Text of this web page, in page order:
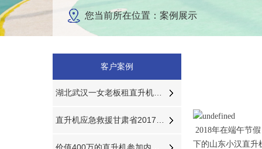
您当前所在位置：案例展示
客户案例
2018年在端午节
下的山东小汉直升